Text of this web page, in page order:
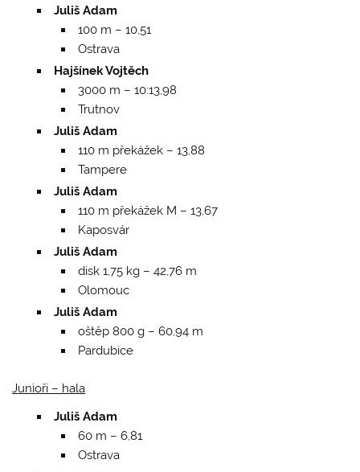
Juliš Adam
100 m – 10,51
Ostrava
Hajšínek Vojtěch
3000 m – 10:13,98
Trutnov
Juliš Adam
110 m překážek – 13,88
Tampere
Juliš Adam
110 m překážek M – 13,67
Kaposvár
Juliš Adam
disk 1,75 kg – 42,76 m
Olomouc
Juliš Adam
oštěp 800 g – 60,94 m
Pardubice
Junioři – hala
Juliš Adam
60 m – 6,81
Ostrava